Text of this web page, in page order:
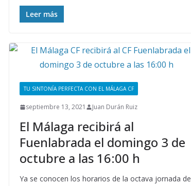
Leer más
TU SINTONÍA PERFECTA CON EL MÁLAGA CF
septiembre 13, 2021 Juan Durán Ruiz
El Málaga recibirá al
Fuenlabrada el domingo 3 de
octubre a las 16:00 h
Ya se conocen los horarios de la octava jornada de